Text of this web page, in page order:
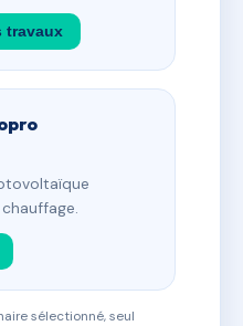
travaux
sélectionné, seul